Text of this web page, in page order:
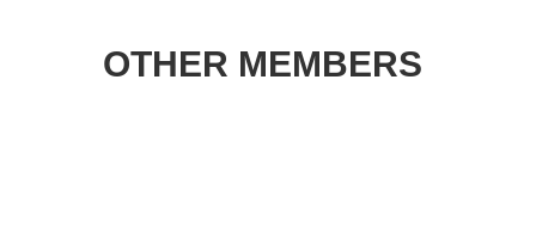
OTHER MEMBERS